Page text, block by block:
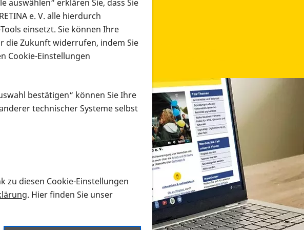
in verschiedenen Formaten an
wie Sie nach Infonmaterial suchen und dieses bestellen bzw. herunterladen
auswählen“ erklären Sie, dass Sie
e. V. alle hierdurch
einsetzt. Sie können Ihre
die Zukunft widerrufen, indem Sie
Cookie-Einstellungen
bestätigen“ können Sie Ihre
technischer Systeme selbst
zu diesen Cookie-Einstellungen
. Hier finden Sie unser